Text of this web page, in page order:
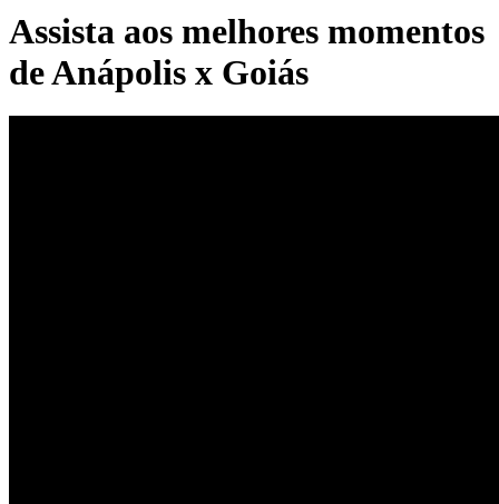
Assista aos melhores momentos
de Anápolis x Goiás